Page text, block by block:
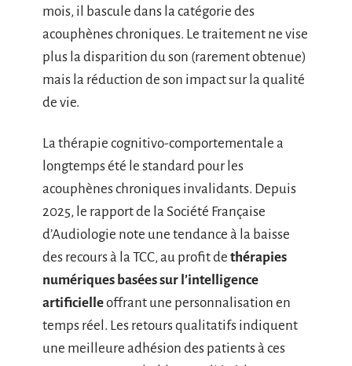
mois, il bascule dans la catégorie des
acouphènes chroniques. Le traitement ne vise
plus la disparition du son (rarement obtenue)
mais la réduction de son impact sur la qualité
de vie.
La thérapie cognitivo-comportementale a
longtemps été le standard pour les
acouphènes chroniques invalidants. Depuis
2025, le rapport de la Société Française
d’Audiologie note une tendance à la baisse
des recours à la TCC, au profit de thérapies
numériques basées sur l’intelligence
artificielleoffrant une personnalisation en
temps réel. Les retours qualitatifs indiquent
une meilleure adhésion des patients à ces